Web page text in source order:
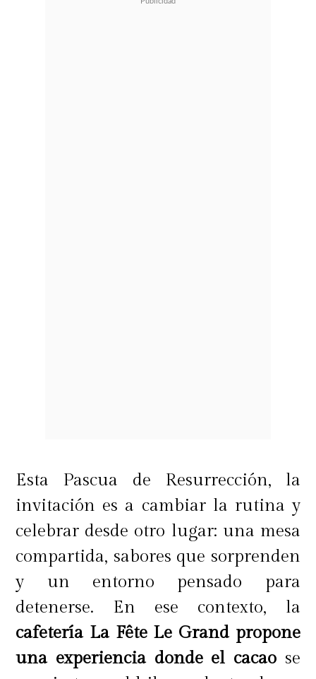
Esta Pascua de Resurrección, la
invitación es a cambiar la rutina y
celebrar desde otro lugar: una mesa
compartida, sabores que sorprenden
y un entorno pensado para
detenerse. En ese contexto, la
cafetería La Fête Le Grand propone
una experiencia donde el cacaose